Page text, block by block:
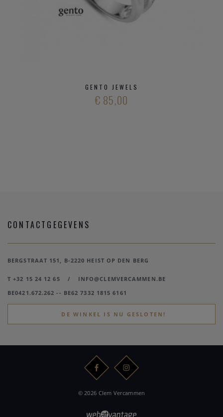
GENTO JEWELS
€ 85,00
CONTACTGEGEVENS
BERGSTRAAT 151, B-2220 HEIST OP DEN BERG
T +32 15 24 12 65 /
INFO@CLEMVERCAMMEN.BE
BE0421.672.262 -- BE62 7332 1815 6161
DE WINKEL IS NU GESLOTEN!
© 2026 Clem Vercammen